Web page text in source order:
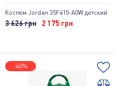
Костюм Jordan 35F415-A0W детский
3 626 грн 2 175 грн
-40%